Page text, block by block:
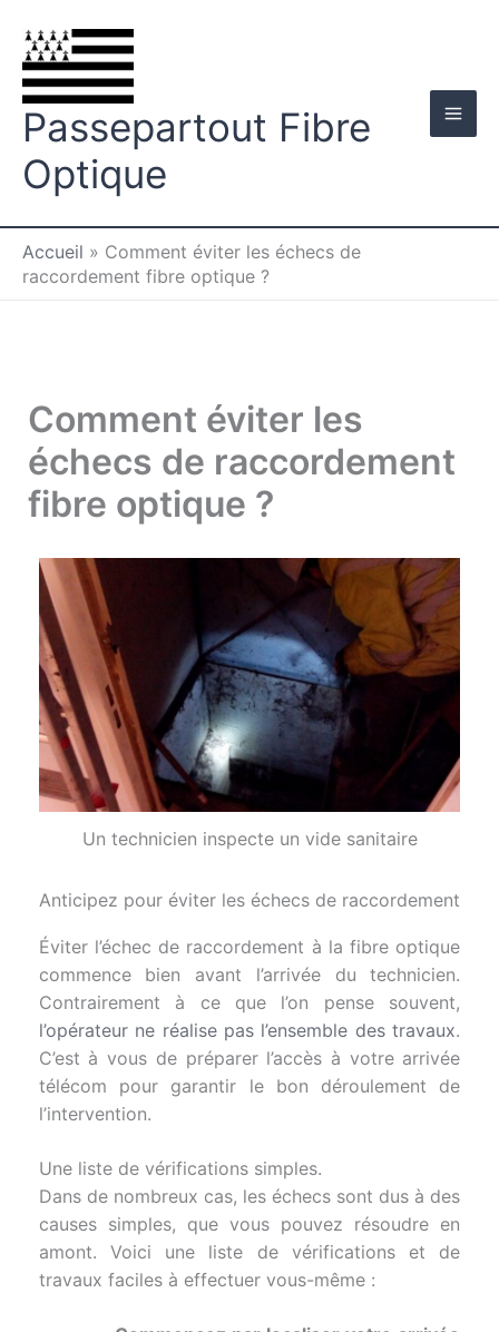
contenu
Passepartout Fibre
Optique
Accueil » Comment éviter les échecs de
raccordement fibre optique ?
Comment éviter les
échecs de raccordement
fibre optique ?
Un technicien inspecte un vide sanitaire
Anticipez pour éviter les échecs de raccordement
Éviter l’échec de raccordement à la fibre optique
commence bien avant l’arrivée du technicien.
Contrairement à ce que l’on pense souvent,
l’opérateur ne réalise pas l’ensemble des travaux.
C’est à vous de préparer l’accès à votre arrivée
télécom pour garantir le bon déroulement de
l’intervention.
Une liste de vérifications simples.
Dans de nombreux cas, les échecs sont dus à des
causes simples, que vous pouvez résoudre en
amont. Voici une liste de vérifications et de
travaux faciles à effectuer vous-même :